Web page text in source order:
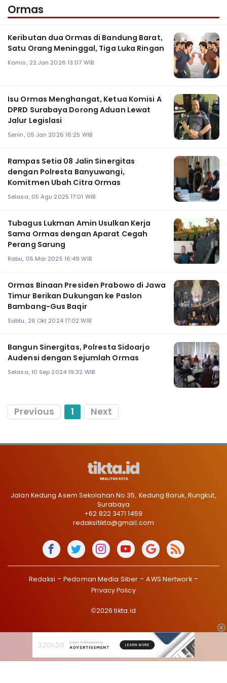
Ormas
Keributan dua Ormas di Bandung Barat,
Satu Orang Meninggal, Tiga Luka Ringan
Kamis, 22 Jan 2026 13:07 WIB
Isu Ormas Menghangat, Ketua Komisi A
DPRD Surabaya Dorong Aduan Lewat
Jalur Legislasi
Senin, 05 Jan 2026 16:25 WIB
Rampas Setia 08 Jalin Sinergitas
dengan Polresta Banyuwangi,
Komitmen Ubah Citra Ormas
Selasa, 05 Agu 2025 17:01 WIB
Tubagus Lukman Amin Usulkan Kerja
Sama Ormas dengan Aparat Cegah
Perang Sarung
Rabu, 05 Mar 2025 16:49 WIB
Ormas Binaan Presiden Prabowo di Jawa
Timur Berikan Dukungan ke Paslon
Bambang-Gus Baqir
Sabtu, 26 Okt 2024 17:02 WIB
Bangun Sinergitas, Polresta Sidoarjo
Audensi dengan Sejumlah Ormas
Selasa, 10 Sep 2024 19:32 WIB
Previous 1 Next
Jalan Kedung Asem Sekolahan No 35, Kedung Baruk, Rungkut,
Surabaya
+62 822 3471 1459
redaksitikta@gmail.com
Redaksi Pedoman Media Siber
AWS Nertwork
Privacy Policy
©2026 tikta.id